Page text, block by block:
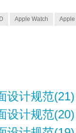
Apple Watch Apple
设计规范
设计规范